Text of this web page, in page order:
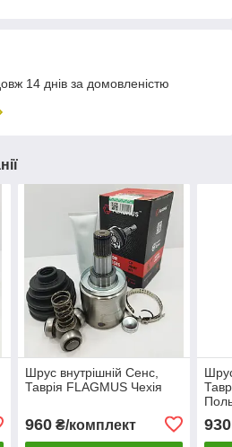
14 днів за домовленістю
Шрус внутрішній Сенс,
Таврія FLAGMUS Чехія
960₴/комплект 930